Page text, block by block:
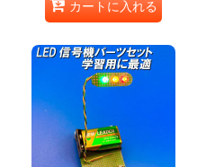
カートに入れる